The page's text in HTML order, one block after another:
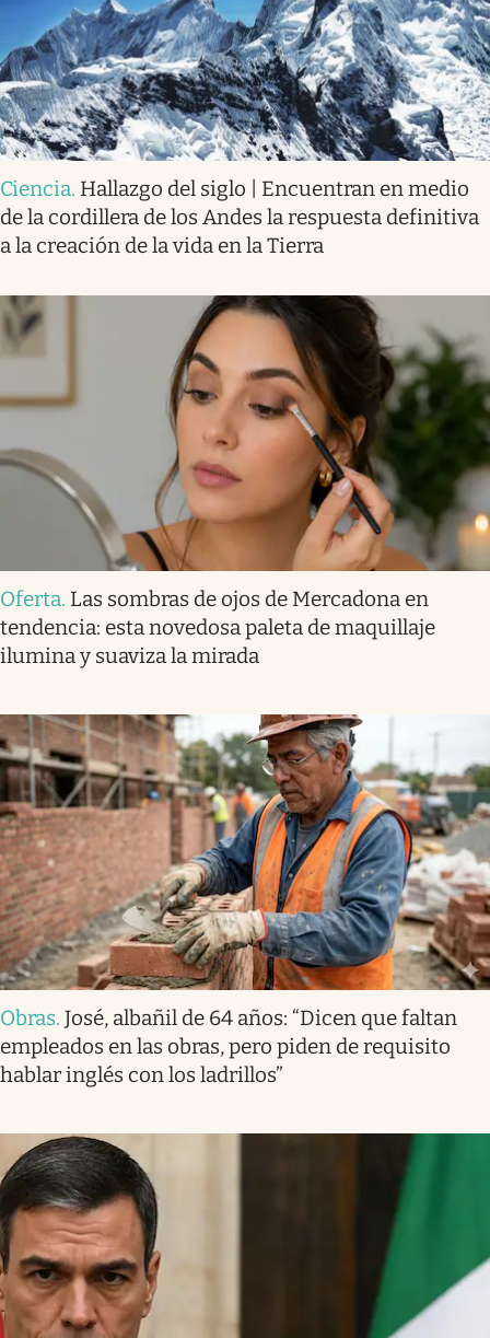
Ciencia. Hallazgo del siglo | Encuentran en medio
de la cordillera de los Andes la respuesta definitiva
a la creación de la vida en la Tierra
Oferta. Las sombras de ojos de Mercadona en
tendencia: esta novedosa paleta de maquillaje
ilumina y suaviza la mirada
Obras. José, albañil de 64 años: “Dicen que faltan
empleados en las obras, pero piden de requisito
hablar inglés con los ladrillos”